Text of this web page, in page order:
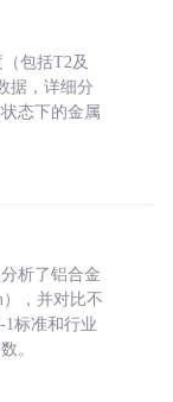
包括T2及
据，详细分
态下的金属
析了铝合金
），并对比不
1标准和行业
。